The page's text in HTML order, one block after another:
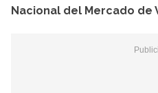
Nacional del Mercado de